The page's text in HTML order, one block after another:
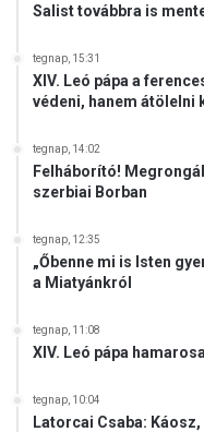
Salist továbbra is
tegnap, 15:31
XIV. Leó pápa a
védeni, hanem átölelni
tegnap, 14:02
Felháborító!
szerbiai Borban
tegnap, 12:35
„Őbenne mi is Isten
a Miatyánkról
tegnap, 11:08
XIV. Leó pápa
tegnap, 10:04
Latorcai Csaba: